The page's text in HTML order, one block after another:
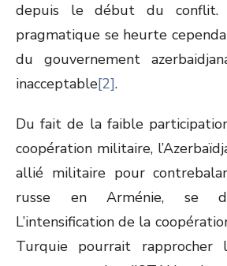
depuis le début du conflit.
pragmatique se heurte
du gouvernement
inacceptable[2].
Du fait de la faible
coopération militaire,
allié militaire pour
russe en Arménie, se
L’intensification de la
Turquie pourrait rapprocher